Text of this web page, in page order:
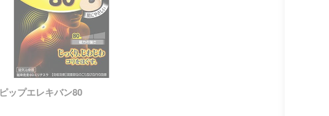
ピップエレキバン80